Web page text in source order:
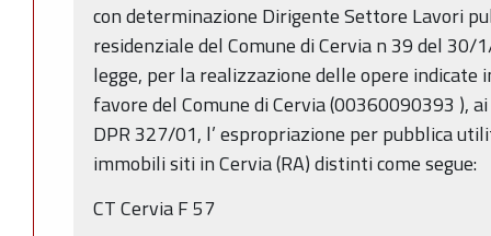
con determinazione Dirigente Settore Lavori
residenziale del Comune di Cervia n 39 del 30/
legge, per la realizzazione delle opere indicate
favore del Comune di Cervia (00360090393 ),
DPR 327/01, l’ espropriazione per pubblica
immobili siti in Cervia (RA) distinti come segue:
CT Cervia F 57